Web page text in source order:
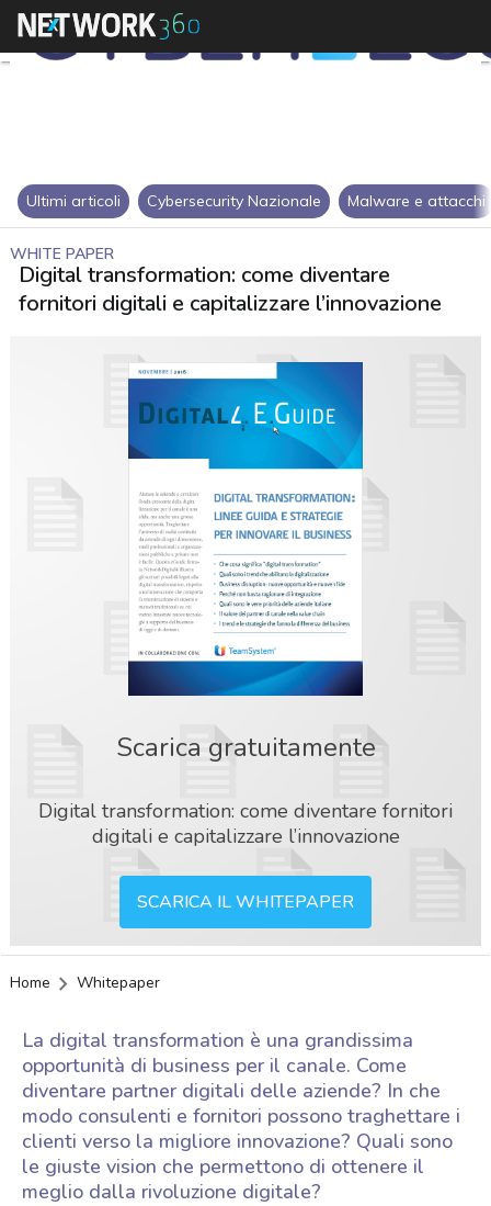
Ultimi articoli Cybersecurity Nazionale Malware e attacchi
WHITE PAPER
Digital transformation: come diventare
fornitori digitali e capitalizzare l’innovazione
Scarica gratuitamente
Digital transformation: come diventare fornitori
digitali e capitalizzare l’innovazione
SCARICA IL WHITEPAPER
Home Whitepaper
La digital transformation è una grandissima
opportunità di business per il canale. Come
diventare partner digitali delle aziende? In che
modo consulenti e fornitori possono traghettare i
clienti verso la migliore innovazione? Quali sono
le giuste vision che permettono di ottenere il
meglio dalla rivoluzione digitale?